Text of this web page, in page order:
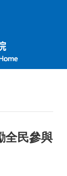
全民參與